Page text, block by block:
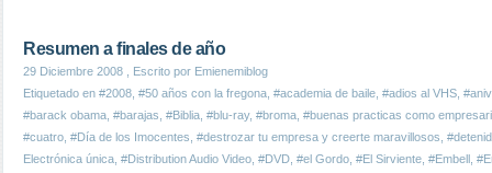
Resumen a finales de año
29 Diciembre 2008 , Escrito por Emienemiblog
Etiquetado en #2008 #50 años con la fregona #academia de baile #adios al VHS
#barack obama #barajas #Biblia #blu-ray, #broma #buenas practicas como
#cuatro #Día de los Imocentes #destrozar tu empresa y creerte maravillosos
Electrónica única #Distribution Audio Video #DVD #el Gordo #El Sirviente #Embell